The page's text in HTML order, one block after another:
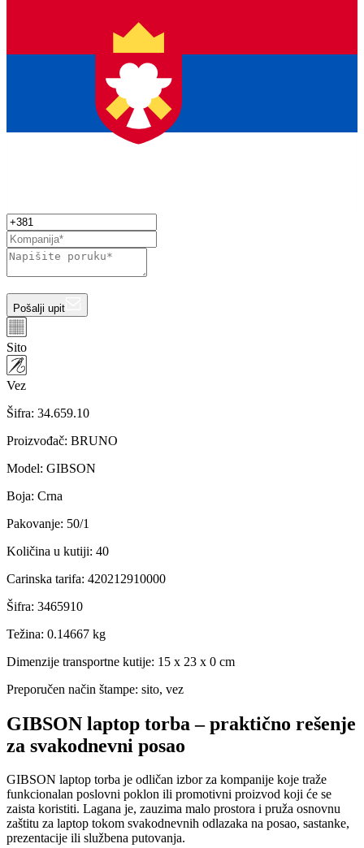
Pošalji upit
Sito
Vez
Šifra: 34.659.10
Proizvođač: BRUNO
Model: GIBSON
Boja: Crna
Pakovanje: 50/1
Količina u kutiji: 40
Carinska tarifa: 420212910000
Šifra: 3465910
Težina: 0.14667 kg
Dimenzije transportne kutije: 15 x 23 x 0 cm
Preporučen način štampe: sito, vez
GIBSON laptop torba – praktično rešenje
za svakodnevni posao
GIBSON laptop torba je odličan izbor za kompanije koje traže
funkcionalan poslovni poklon ili promotivni proizvod koji će se
zaista koristiti. Lagana je, zauzima malo prostora i pruža osnovnu
zaštitu za laptop tokom svakodnevnih odlazaka na posao, sastanke,
prezentacije ili službena putovanja.